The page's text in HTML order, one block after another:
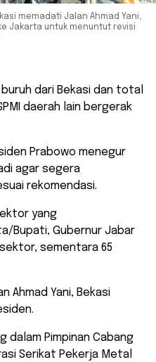
memadati Jalan Ahmad Yani,
Jakarta untuk menuntut revisi
buruh dari Bekasi dan total
daerah lain bergerak
Prabowo menegur
agar segera
rekomendasi.
yang
Bupati, Gubernur Jabar
sementara 65
Ahmad Yani, Bekasi
dalam Pimpinan Cabang
Serikat Pekerja Metal